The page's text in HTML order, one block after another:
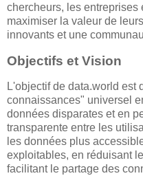
chercheurs, les entreprises
maximiser la valeur de
innovants et une
Objectifs et Vision
L'objectif de data.world est
connaissances" universel
données disparates et en
transparente entre les
les données plus
exploitables, en réduisant
facilitant le partage des